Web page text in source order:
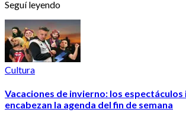
Seguí leyendo
Cultura
Vacaciones de invierno: los
encabezan la agenda del fin de semana